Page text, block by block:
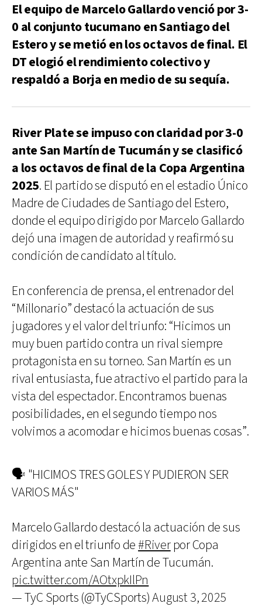
El equipo de Marcelo Gallardo venció por 3-
0 al conjunto tucumano en Santiago del
Estero y se metió en los octavos de final. El
DT elogió el rendimiento colectivo y
respaldó a Borja en medio de su sequía.
River Plate se impuso con claridad por 3-0
ante San Martín de Tucumán y se clasificó
a los octavos de final de la Copa Argentina
2025. El partido se disputó en el estadio Único
Madre de Ciudades de Santiago del Estero,
donde el equipo dirigido por Marcelo Gallardo
dejó una imagen de autoridad y reafirmó su
condición de candidato al título.
En conferencia de prensa, el entrenador del
“Millonario” destacó la actuación de sus
jugadores y el valor del triunfo: “Hicimos un
muy buen partido contra un rival siempre
protagonista en su torneo. San Martín es un
rival entusiasta, fue atractivo el partido para la
vista del espectador. Encontramos buenas
posibilidades, en el segundo tiempo nos
volvimos a acomodar e hicimos buenas cosas”.
🗣️ "HICIMOS TRES GOLES Y PUDIERON SER
VARIOS MÁS"
Marcelo Gallardo destacó la actuación de sus
dirigidos en el triunfo de#Riverpor Copa
Argentina ante San Martín de Tucumán.
pic.twitter.com/AOtxpkIlPn
— TyC Sports (@TyCSports)August 3, 2025